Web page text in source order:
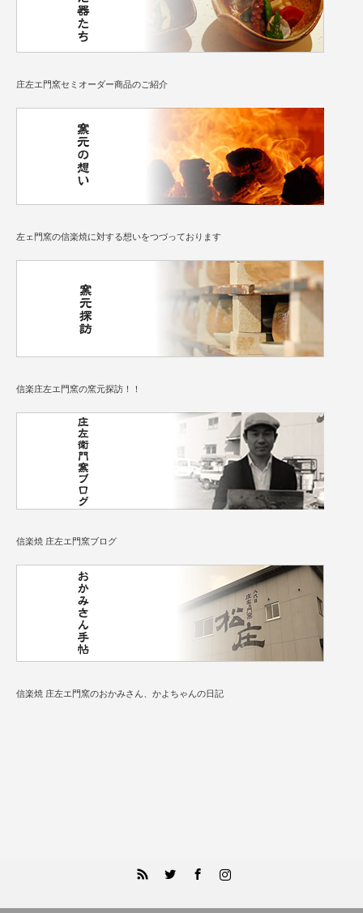
庄左エ門窯セミオーダー商品のご紹介
左ェ門窯の信楽焼に対する想いをつづっております
信楽庄左エ門窯の窯元探訪！！
信楽焼 庄左エ門窯ブログ
信楽焼 庄左エ門窯のおかみさん、かよちゃんの日記